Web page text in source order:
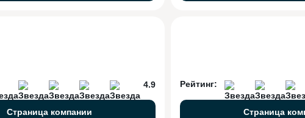
4.9
Страница компании
Рейтинг:
Страница